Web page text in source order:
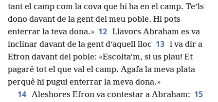
tant el camp com la cova que hi ha en el camp. Te’ls
dono davant de la gent del meu poble. Hi pots
enterrar la teva dona.» 12 Llavors Abraham es va
inclinar davant de la gent d’aquell lloc 13 i va dir a
Efron davant del poble: «Escolta’m, si us plau! Et
pagaré tot el que val el camp. Agafa la meva plata
perquè hi pugui enterrar la meva dona.»
14 Aleshores Efron va contestar a Abraham: 15